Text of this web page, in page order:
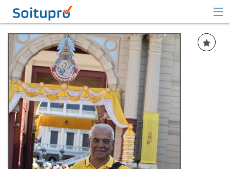
Recomendar
Registrarse
Iniciar sesión